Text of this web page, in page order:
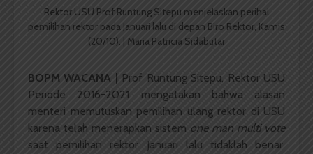
Rektor USU Prof Runtung Sitepu menjelaskan perihal
pemilihan rektor pada Januari lalu di depan Biro Rektor, Kamis
(20/10). | Maria Patricia Sidabutar
BOPM WACANA | Prof Runtung Sitepu, Rektor USU
Periode 2016-2021 mengatakan bahwa alasan
menteri memutuskan pemilihan ulang rektor di USU
karena telah menerapkan sistem one man multi vote
saat pemilihan rektor Januari lalu tidaklah benar.